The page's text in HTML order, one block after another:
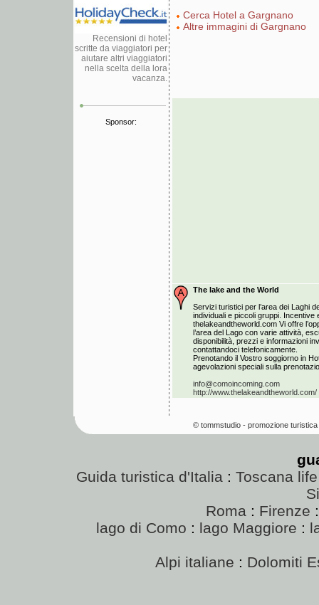
Recensioni di hotel
scritte da viaggiatori per
aiutare altri viaggiatori
nella scelta della lora
vacanza.
Sponsor:
Cerca Hotel a Gargnano
Altre immagini di Gargnano
The lake and the World
Servizi turistici per l’area dei Laghi
individuali e piccoli gruppi. Incentive
thelakeandtheworld.com Vi offre
l’area del Lago con varie attività,
disponibilità, prezzi e informazioni
contattandoci telefonicamente.
Prenotando il Vostro soggiorno in
agevolazioni speciali sulla
info@comoincoming.com
http://www.thelakeandtheworld.com/
© tommstudio - promozione turistica
Guida turistica d'Italia : Toscana
Roma: Firenze
lago di Como : lago Maggiore :
Alpi italiane : Dolomiti